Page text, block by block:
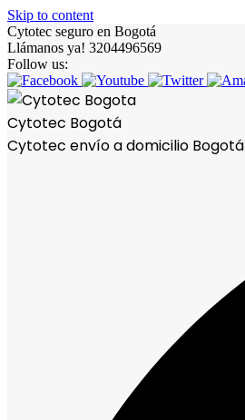
Skip to content
Cytotec seguro en Bogotá
Llámanos ya! 3204496569
Follow us:
Cytotec Bogotá
Cytotec envío a domicilio Bogotá